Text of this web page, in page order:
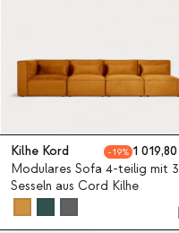
Kilhe Kord 19
1 019,80
Modulares Sofa 4-teilig mit 3
Sesseln aus Cord Kilhe